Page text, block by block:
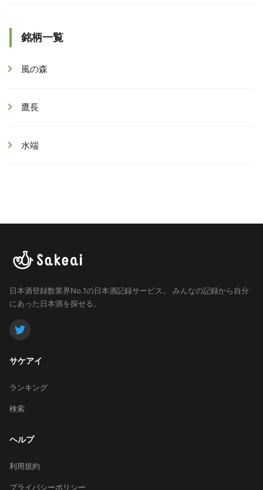
銘柄一覧
風の森
鷹長
水端
日本酒登録数業界No.1の日本酒記録サービス。
みんなの記録から自分
にあった日本酒を探せる。
サケアイ
ランキング
検索
ヘルプ
利用規約
プライバシーポリシー